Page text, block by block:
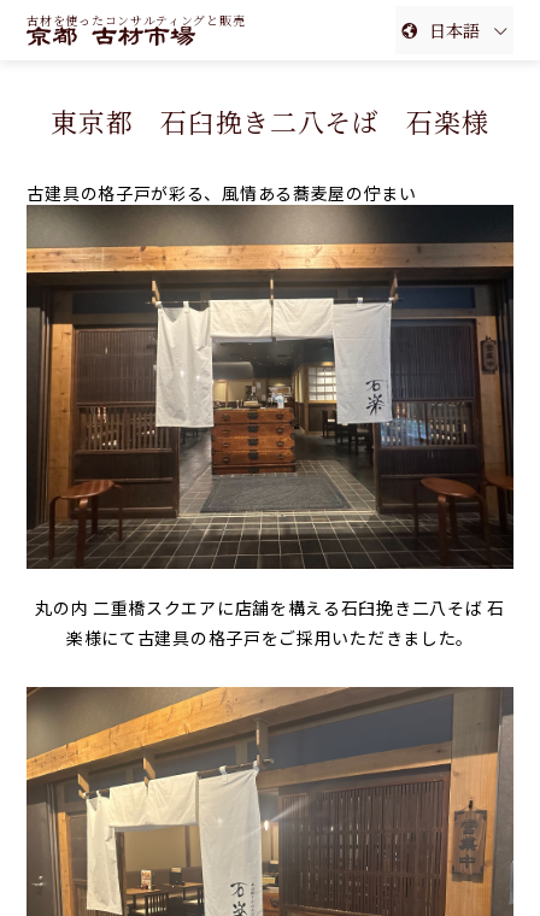
古材を使ったコンサルティングと販売
日本語
簡体中文
東京都 石臼挽き二八そば 石楽様
古建具の格子戸が彩る、風情ある蕎麦屋の佇まい
丸の内 二重橋スクエアに店舗を構える石臼挽き二八そば 石
楽様にて古建具の格子戸をご採用いただきました。